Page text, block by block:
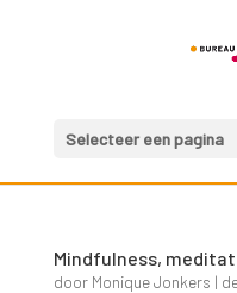
Selecteer een pagina
Mindfulness,
door Monique Jonkers |